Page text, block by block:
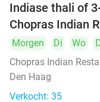
Indiase thali of
Chopras Indian
Morgen Di Wo
Chopras Indian
Den Haag
Verkocht: 35